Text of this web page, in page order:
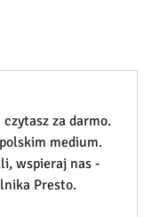
za darmo.
medium.
wspieraj nas -
Presto.